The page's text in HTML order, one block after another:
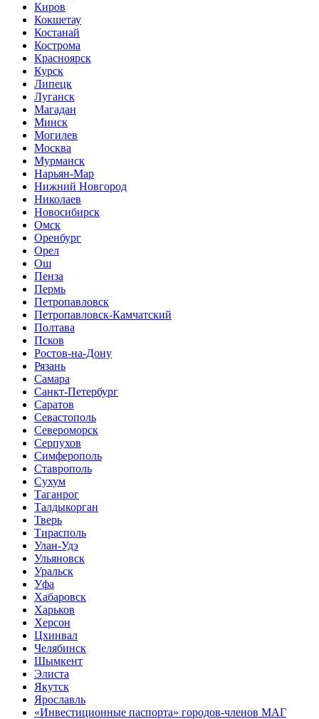
Киров
Кокшетау
Костанай
Кострома
Красноярск
Курск
Липецк
Луганск
Магадан
Минск
Могилев
Москва
Мурманск
Нарьян-Мар
Нижний Новгород
Николаев
Новосибирск
Омск
Оренбург
Орел
Ош
Пенза
Пермь
Петропавловск
Петропавловск-Камчатский
Полтава
Псков
Ростов-на-Дону
Рязань
Самара
Санкт-Петербург
Саратов
Севастополь
Североморск
Серпухов
Симферополь
Ставрополь
Сухум
Таганрог
Tалдыкорган
Тверь
Тирасполь
Улан-Удэ
Ульяновск
Уральск
Уфа
Хабаровск
Харьков
Херсон
Цхинвал
Челябинск
Шымкент
Элиста
Якутск
Ярославль
«Инвестиционные паспорта» городов-членов МАГ